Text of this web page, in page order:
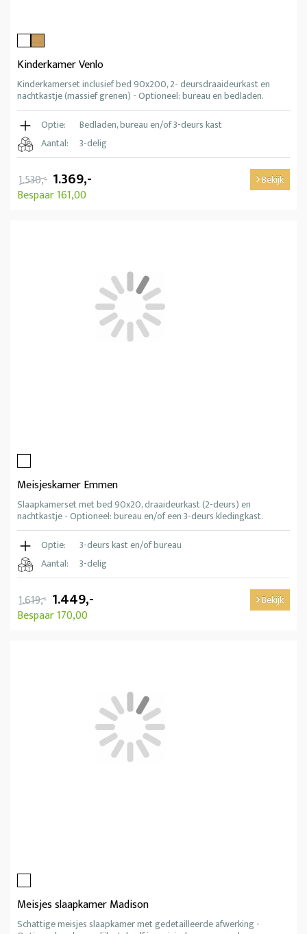
Kinderkamer Venlo
Kinderkamerset inclusief bed 90x200, 2- deursdraaideurkast en
nachtkastje (massief grenen) - Optioneel: bureau en bedladen.
Optie:
Bedladen, bureau en/of 3-deurs kast
Aantal:
3-delig
1.530,- 1.369,-
Bespaar 161,00
Bekijk
Meisjeskamer Emmen
Slaapkamerset met bed 90x20, draaideurkast (2-deurs) en
nachtkastje - Optioneel: bureau en/of een 3-deurs kledingkast.
Optie:
3-deurs kast en/of bureau
Aantal:
3-delig
1.619,- 1.449,-
Bespaar 170,00
Bekijk
Meisjes slaapkamer Madison
Schattige meisjes slaapkamer met gedetailleerde afwerking -